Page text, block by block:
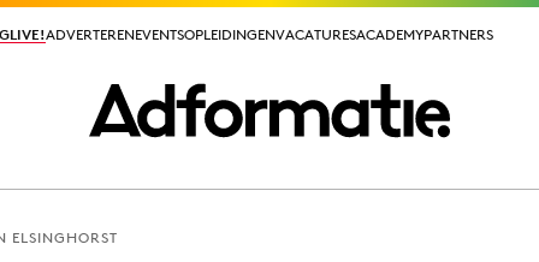
ADVERTERENEVENTSOPLEIDINGENVACATURESACADEMYPARTNERS
ADVERTERENEVENTSOPLEIDINGENVACATURESACADEMYPARTNERS
ELSINGHORST